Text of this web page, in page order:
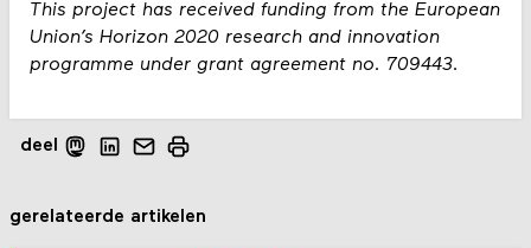
This project has received funding from the European
Union’s Horizon 2020 research and innovation
programme under grant agreement no. 709443.
deel
gerelateerde artikelen